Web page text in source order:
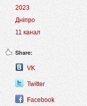
2023
Дніпро
11 канал
Share:
VK
Twitter
Facebook